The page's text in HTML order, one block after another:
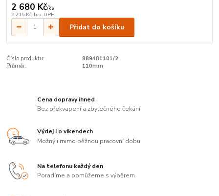
2 680 Kč/ks
2 215 Kč bez DPH
Přidat do košíku
Číslo produktu:
889481101/2
Průměr:
110mm
Cena dopravy ihned
Bez překvapení a zbytečného čekání
Výdej i o víkendech
Možný i mimo běžnou pracovní dobu
Na telefonu každý den
Poradíme a pomůžeme s výběrem